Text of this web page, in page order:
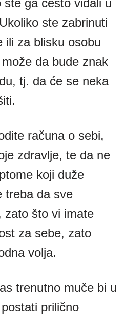
ga često viđali u
ste zabrinuti
ili za blisku osobu
da bude znak
tj. da će se neka
računa o sebi,
zdravlje, te da ne
koji duže
treba da sve
zato što vi imate
za sebe, zato
volja.
trenutno muče bi u
prilično